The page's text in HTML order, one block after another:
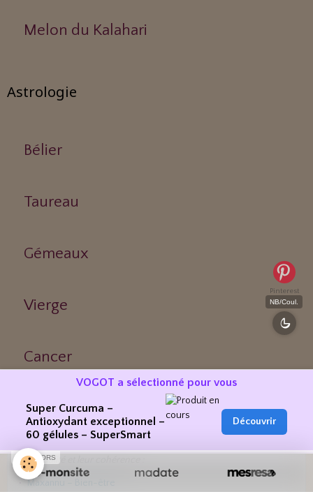
Melon du Kalahari
Astrologie
Bélier
Taureau
Gémeaux
Vierge
Cancer
RÉFÉRENCEMENT & PRÉSENCE WEB
VOGOT est présent dans des annuaires fiables, sélectionnés pour
leur qualité et leur cohérence :
Maxannu – Bien-être
Pinterest
NB/Coul.
VOGOT a sélectionné pour vous
Super Curcuma –
Antioxydant exceptionnel –
60 gélules – SuperSmart
Découvrir
SPONSORS